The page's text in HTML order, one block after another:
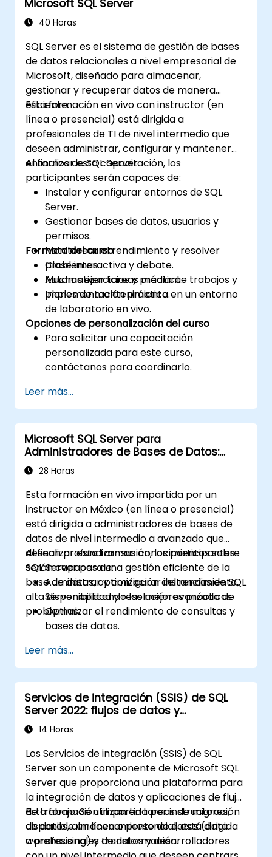
utilizando SQL Server Agent.
Implementar buenas prácticas para una
segura.
Microsoft SQL Server
40 Horas
SQL Server es el sistema de gestión de bases
de datos relacionales a nivel empresarial de
Microsoft, diseñado para almacenar,
gestionar y recuperar datos de manera
eficiente.
Esta formación en vivo con instructor (en
línea o presencial) está dirigida a
profesionales de TI de nivel intermedio que
deseen administrar, configurar y mantener
entornos de SQL Server.
Al finalizar esta capacitación, los
participantes serán capaces de:
Instalar y configurar entornos de SQL
Server.
Gestionar bases de datos, usuarios y
permisos.
Monitorear el rendimiento y resolver
problemas.
Automatizar tareas mediante trabajos y
planes de mantenimiento.
Formato del curso
Clase interactiva y debate.
Muchas ejercicios y práctica.
Implementación práctica en un entorno
de laboratorio en vivo.
Opciones de personalización del curso
Para solicitar una capacitación
personalizada para este curso,
contáctanos para coordinarlo.
Leer más...
Microsoft SQL Server para
Administradores de Bases de Datos:
Intermedio a Avanzado
28 Horas
Esta formación en vivo impartida por un
instructor en México (en línea o presencial)
está dirigida a administradores de bases de
datos de nivel intermedio a avanzado que
desean profundizar sus conocimientos sobre
SQL Server para una gestión eficiente de la
base de datos, optimización del rendimiento,
alta disponibilidad y resolución avanzada de
problemas.
Al finalizar esta formación, los participantes
serán capaces de:
Administrar y configurar instancias de SQL
Server aplicando las mejores prácticas.
Optimizar el rendimiento de consultas y
bases de datos.
disponibilidad y recuperación ante
desastres.
Diagnosticar y resolver problemas
complejos en entornos de producción.A
Leer más...
Servicios de integración (SSIS) de SQL
Server 2022: flujos de datos y
transformaciones avanzadas
14 Horas
Los Servicios de integración (SSIS) de SQL
Server son un componente de Microsoft SQL
Server que proporciona una plataforma para
la integración de datos y aplicaciones de flujo
de trabajo. Se utilizan en tareas de migración
de datos, almacenamiento de datos (data
warehousing) y transformación.
Esta formación impartida por instructores,
disponible en línea o presencial, está dirigida
a profesionales de datos y desarrolladores